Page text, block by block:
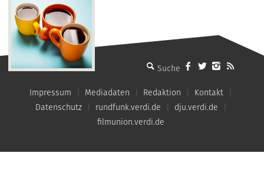
MMM - Menschen machen Medien
Impressum Mediadaten Redaktion
Kontakt
Datenschutz
rundfunk.verdi.de
dju.verdi.de
filmunion.verdi.de